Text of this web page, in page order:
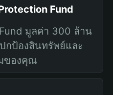
Fund
มูลค่า 300 ล้าน
กป้องสินทรัพย์และ
ของคุณ